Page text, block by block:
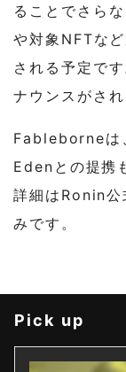
ることでさら
や対象NFTな
される予定で
ナウンスがされ
Fableborneは
Edenとの提携
詳細はRonin公
みです。
Pick up